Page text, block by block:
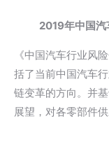
2019年中国汽
《中国汽车行业风
括了当前中国汽车
链变革的方向。并
展望，对各零部件